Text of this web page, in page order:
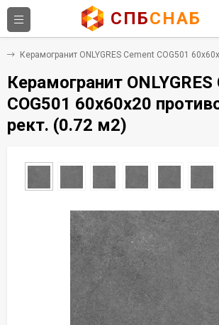
СПБСНАБ
Керамогранит ONLYGRES Cement COG501
Керамогранит
COG501 60x60x20
рект. (0.72 м2)